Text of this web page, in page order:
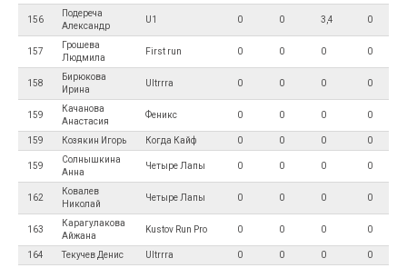
156
Подереча
Александр
U1 0 0 3,4 0
157
Грошева
Людмила
First run 0 0 0 0
158
Бирюкова
Ирина
Ultrrra 0 0 0 0
159
Качанова
Анастасия
Феникс 0 0 0 0
159 Козякин Игорь Когда Кайф 0 0 0 0
159
Солнышкина
Анна
Четыре Лапы 0 0 0 0
162
Ковалев
Николай
Четыре Лапы 0 0 0 0
163
Карагулакова
Айжана
Kustov Run Pro 0 0 0 0
164 Текучев Денис Ultrrra 0 0 0 0